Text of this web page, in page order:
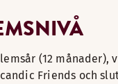
(12 månader),
Friends och